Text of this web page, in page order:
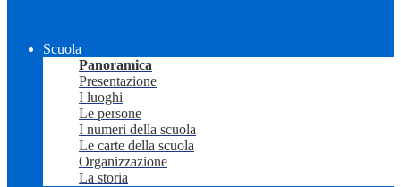
Scuola
Panoramica
Presentazione
I luoghi
Le persone
I numeri della scuola
Le carte della scuola
Organizzazione
La storia